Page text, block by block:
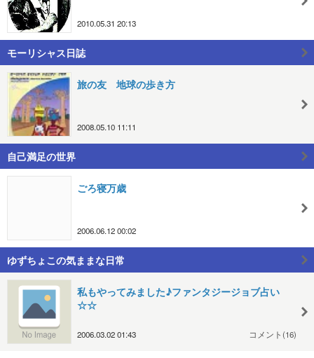
2010.05.31 20:13
モーリシャス日誌
旅の友 地球の歩き方
2008.05.10 11:11
自己満足の世界
ごろ寝万歳
2006.06.12 00:02
ゆずちょこの気ままな日常
私もやってみました♪ファンタジージョブ占い
☆☆
2006.03.02 01:43 コメント(16)